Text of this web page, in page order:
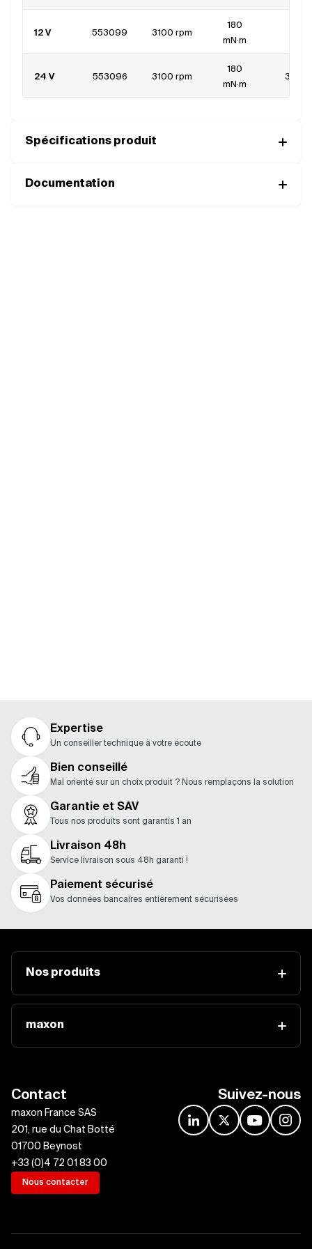
12 V 553099 3100 rpm
180
mN·m
24 V 553096 3100 rpm
180
mN·m
3.5 A
Spécifications produit
Documentation
Expertise
Un conseiller technique à votre écoute
Bien conseillé
Mal orienté sur un choix produit ? Nous remplaçons la solution
Garantie et SAV
Tous nos produits sont garantis 1 an
Livraison 48h
Service livraison sous 48h garanti !
Paiement sécurisé
Vos données bancaires entièrement sécurisées
Nos produits
maxon
Contact
maxon France SAS
201, rue du Chat Botté
01700 Beynost
+33 (0)4 72 01 83 00
Nous contacter
Suivez-nous
linkedinx youtube